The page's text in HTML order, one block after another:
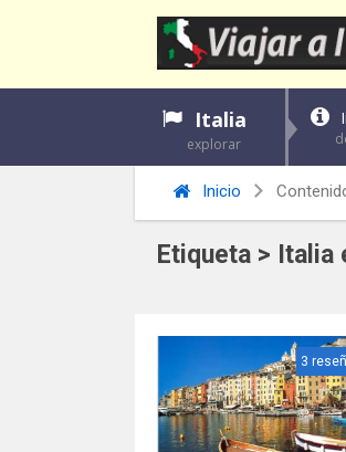
Italia
explorar
Inicio
Etiqueta > Italia
3